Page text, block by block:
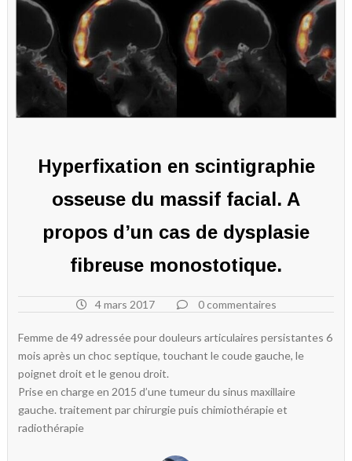
Hyperfixation en scintigraphie
osseuse du massif facial. A
propos d’un cas de dysplasie
fibreuse monostotique.
4 mars 2017 0 commentaires
Femme de 49 adressée pour douleurs articulaires persistantes 6
mois après un choc septique, touchant le coude gauche, le
poignet droit et le genou droit.
Prise en charge en 2015 d’une tumeur du sinus maxillaire
gauche. traitement par chirurgie puis chimiothérapie et
radiothérapie